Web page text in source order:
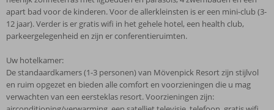
apart bad voor de kinderen. Voor de allerkleinsten is er een mini-club (3-
12 jaar). Verder is er gratis wifi in het gehele hotel, een health club,
parkeergelegenheid en zijn er conferentieruimten.
Uw hotelkamer:
De standaardkamers (1-3 personen) van Mövenpick Resort zijn stijlvol
en ruim opgezet en bieden alle comfort en voorzieningen die u mag
verwachten van een eersteklas resort. Voorzieningen zijn: